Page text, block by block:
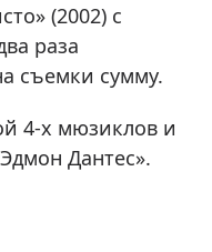
(2002) с
раза
съемки сумму.
4-х мюзиклов и
Дантес».